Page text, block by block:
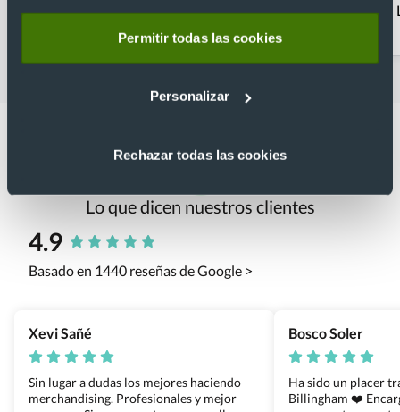
Permitir todas las cookies
Personalizar
Rechazar todas las cookies
Accesorios móvil
Llaveros con
abrebotellas
Lo que dicen nuestros clientes
4.9
Basado en 1440 reseñas de Google >
Xevi Sañé
Sin lugar a dudas los mejores haciendo
merchandising. Profesionales y mejor
Bosco Soler
Ha sido un placer
Billingham ❤️